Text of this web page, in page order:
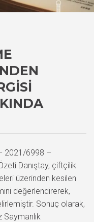
2021/6998 –
Danıştay, çiftçilik
üzerinden kesilen
değerlendirerek,
Sonuç olarak,
Saymanlık